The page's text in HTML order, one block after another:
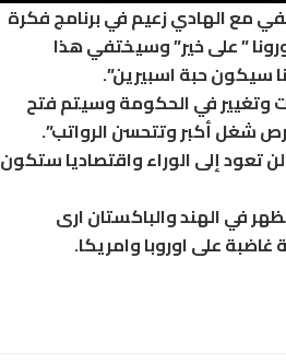
مع الهادي زعيم في برنامج فكرة
” على خير” وسيختفي هذا
سيكون حبة اسبيرين”.
وتغيير في الحكومة وسيتم فتح
شغل أكبر وتتحسن الرواتب”.
إلى الوراء واقتصاديا ستكون
في الهند والباكستان ارى
على اوروبا وامريكا.